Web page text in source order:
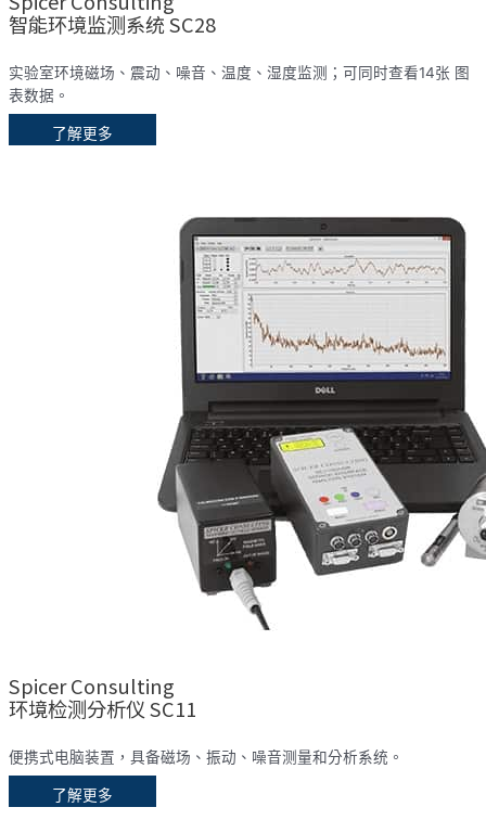
智能环境监测系统 SC28
实验室环境磁场、震动、噪音、温度、湿度监测；可同时查看14张 图
表数据。
了解更多
Spicer Consulting
环境检测分析仪 SC11
便携式电脑装置，具备磁场、振动、噪音测量和分析系统。
了解更多